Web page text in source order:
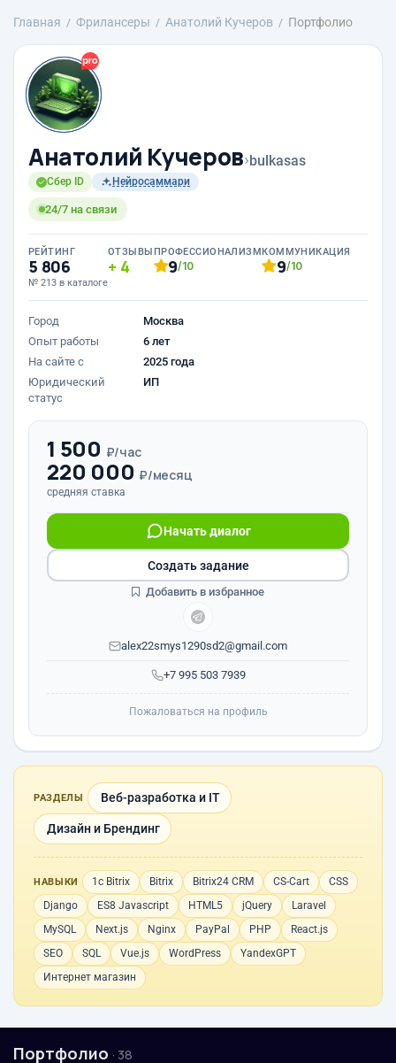
Главная Фрилансеры Анатолий Кучеров Портфолио
Анатолий Кучеров›bulkasas
Сбер ID Нейросаммари
24/7 на связи
РЕЙТИНГ
5 806
№ 213 в каталоге
ОТЗЫВЫ
4
ПРОФЕССИОНАЛИЗМ
9/10
КОММУНИКАЦИЯ
9/10
Город
Москва
Опыт работы
6 лет
На сайте с
2025 года
Юридический
статус
ИП
1 500 ₽/час
220 000 ₽/месяц
средняя ставка
+7 995 503 7939
Начать диалог
alex22smys1290sd2@gmail.com
Создать задание
Добавить в избранное
Пожаловаться на профиль
РАЗДЕЛЫ Веб-разработка и IT
Дизайн и Брендинг
НАВЫКИ 1с Bitrix Bitrix Bitrix24 CRM CS-Cart
CSS
Django
ES8 Javascript HTML5 jQuery
Laravel
MySQL
Next.js Nginx PayPal PHP
React.js
SEO
SQL Vue.js WordPress
YandexGPT
Интернет магазин
Портфолио · 38